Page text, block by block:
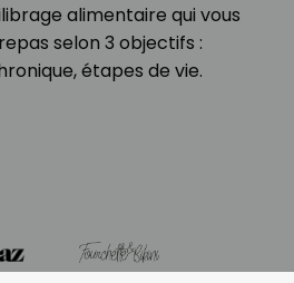
alimentaire qui vous
selon 3 objectifs :
étapes de vie.